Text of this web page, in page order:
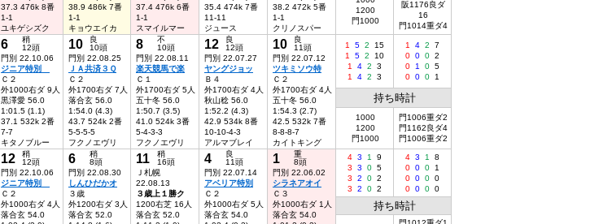
37.3 476k 8番
1-1
ユキゲシズク
38.9 486k 7番
1-1
キョウエイカ
37.4 476k 6番
1-1
スマイルマー
35.4 474k 7番
11-11
ジュース
38.2 472k 5番
1-1
クリノスパー
1200
門1000
阪1176良ダ
16
門1014重ダ4
6
稍
12頭
門別 22.10.06
ジニア特別
Ｃ２
外1000右ダ 9人
黒澤愛 56.0
1:01.5 (1.1)
37.1 532k 2番
7-7
キタノブルー
10
良
10頭
門別 22.08.25
ＪＡ共済３Ｑ
Ｃ２
外1700右ダ 7人
落合玄 56.0
1:54.0 (4.3)
43.7 524k 2番
5-5-5-5
フクノエヴリ
8
不
10頭
門別 22.08.11
楽天競馬で楽
Ｃ１
外1700右ダ 5人
五十冬 56.0
1:50.7 (3.5)
41.0 524k 3番
5-4-3-3
フクノエヴリ
12
良
12頭
門別 22.07.27
ヤングジョッ
Ｂ４
外1700右ダ 4人
秋山稔 56.0
1:52.2 (4.3)
42.9 534k 8番
10-10-4-3
アルマブレイ
10
良
11頭
門別 22.07.12
ツキミソウ特
Ｃ２
外1700右ダ 4人
五十冬 56.0
1:54.3 (2.7)
42.5 532k 7番
8-8-8-7
カイトキング
1 5 2
15
1
5 2
10
1
4 2
3
1
4 2 3
1 4 2
7
0 0 0 2
0
1 0 5
0 0 0 1
持ち時計
1000
1200
門1000
門1006重ダ2
門1162良ダ4
門1006重ダ2
12
稍
12頭
門別 22.10.06
ジニア特別
Ｃ２
外1000右ダ 4人
落合玄 54.0
6
稍
8頭
門別 22.08.30
しんひだかオ
３歳
外1200右ダ 3人
落合玄 52.0
11
稍
16頭
Ｊ札幌
22.08.13
３歳上１勝ク
1200右芝 16人
落合玄 52.0
4
良
11頭
門別 22.07.14
アベリア特別
Ｃ２
外1000右ダ 5人
落合玄 54.0
1
重
8頭
門別 22.06.02
シラネアオイ
Ｃ３
外1000右ダ 1人
落合玄 54.0
4 3 1
9
3
3 0 5
3
2 0 2
3
2 0 2
4 3 1
8
0 0 0
1
0 0 0 0
0 0 0 0
持ち時計